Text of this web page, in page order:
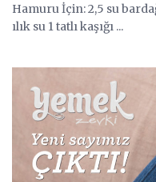
Hamuru İçin: 2,5 su
ılık su 1 tatlı kaşığı ...